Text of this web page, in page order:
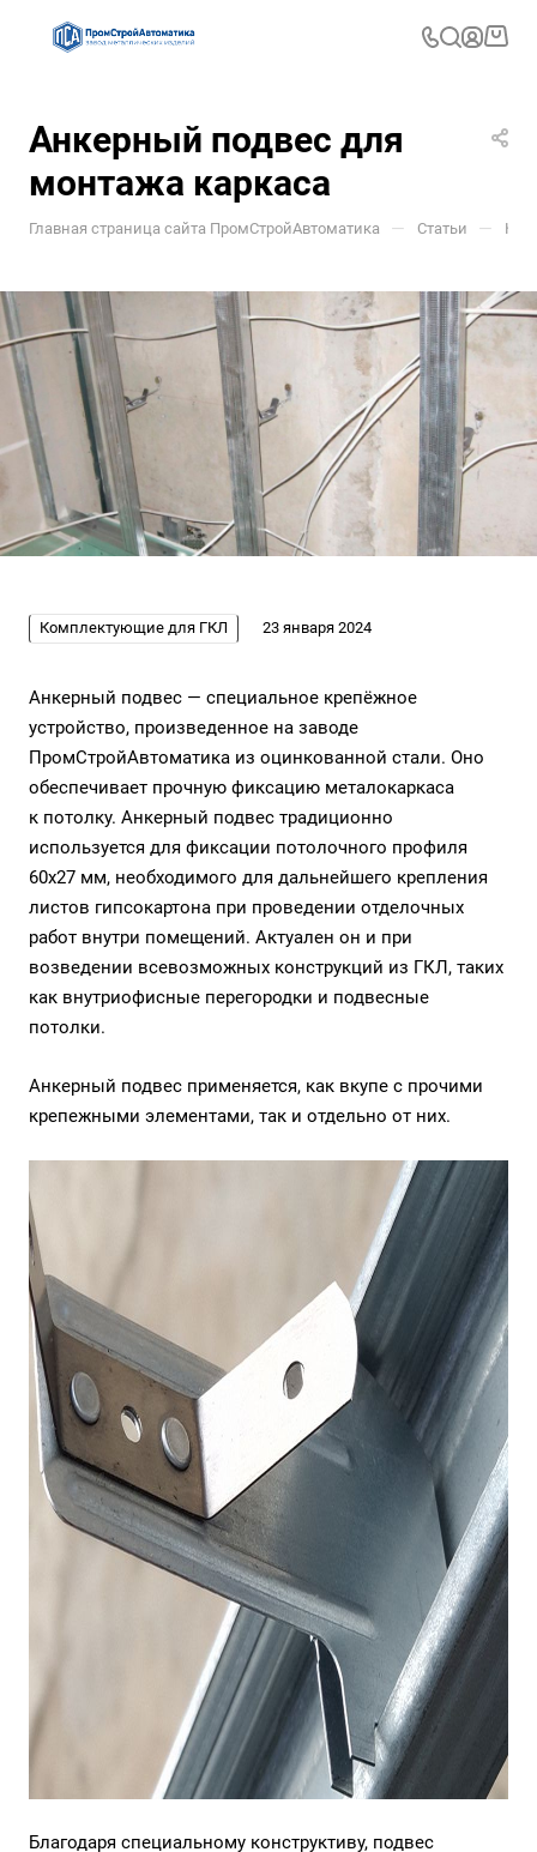
Анкерный подвес для
монтажа каркаса
Главная страница сайта ПромСтройАвтоматика — Статьи —
Комплектующие для ГКЛ 23 января 2024
Анкерный подвес — специальное крепёжное
устройство, произведенное на заводе
ПромСтройАвтоматика из оцинкованной стали. Оно
обеспечивает прочную фиксацию металокаркаса
к потолку. Анкерный подвес традиционно
используется для фиксации потолочного профиля
60х27 мм, необходимого для дальнейшего крепления
листов гипсокартона при проведении отделочных
работ внутри помещений. Актуален он и при
возведении всевозможных конструкций из ГКЛ, таких
как внутриофисные перегородки и подвесные
потолки.
Анкерный подвес применяется, как вкупе с прочими
крепежными элементами, так и отдельно от них.
Благодаря специальному конструктиву, подвес